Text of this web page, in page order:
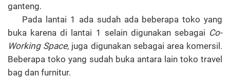
ganteng.
Pada lantai 1 ada sudah ada beberapa toko yang
buka karena di lantai 1 selain digunakan sebagai Co-
Working Space, juga digunakan sebagai area komersil.
Beberapa toko yang sudah buka antara lain toko travel
bag dan furnitur.